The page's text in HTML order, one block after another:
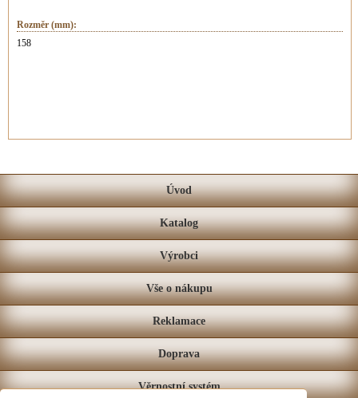
Rozměr (mm):
158
Úvod
Katalog
Výrobci
Vše o nákupu
Reklamace
Doprava
Věrnostní systém